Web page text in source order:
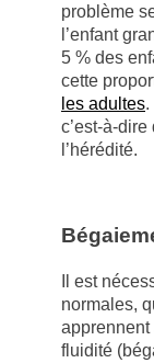
problème
l’enfant
5 % des
cette
les adultes.
c’est-à-
l’hérédité.
Il est
normales,
apprennent
fluidité